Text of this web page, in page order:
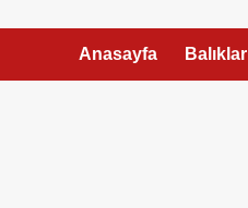
Anasayfa Balıklar